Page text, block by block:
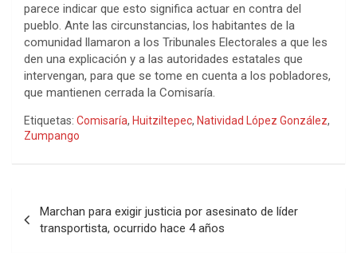
parece indicar que esto significa actuar en contra del
pueblo. Ante las circunstancias, los habitantes de la
comunidad llamaron a los Tribunales Electorales a que les
den una explicación y a las autoridades estatales que
intervengan, para que se tome en cuenta a los pobladores,
que mantienen cerrada la Comisaría.
Etiquetas: Comisaría, Huitziltepec, Natividad López González,
Zumpango
de
Marchan para exigir justicia por asesinato de líder
transportista, ocurrido hace 4 años